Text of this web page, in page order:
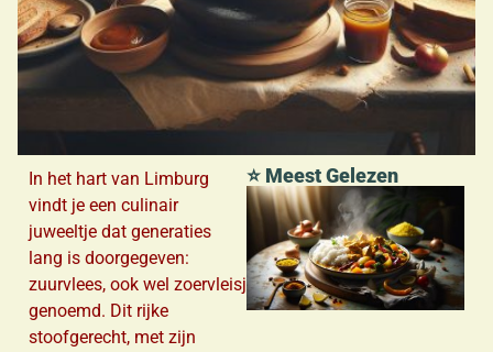
In het hart van Limburg
vindt je een culinair
juweeltje dat generaties
lang is doorgegeven:
zuurvlees, ook wel zoervleisj
genoemd. Dit rijke
stoofgerecht, met zijn
⭐ Meest Gelezen